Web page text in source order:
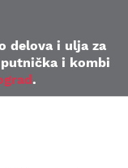
delova i ulja za
i kombi
.